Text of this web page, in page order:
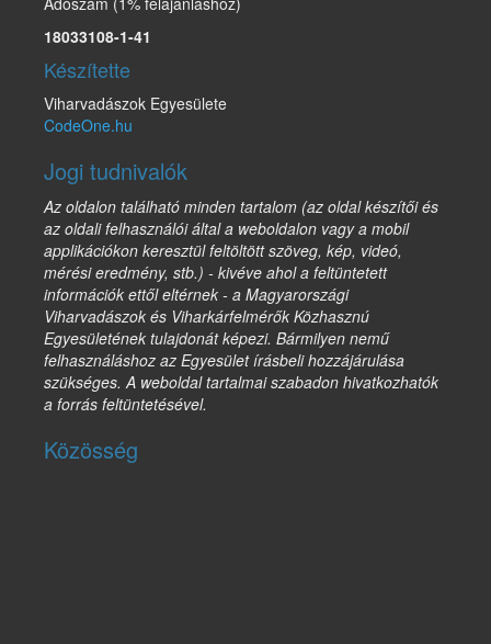
18033108-1-41
Készítette
Viharvadászok Egyesülete
CodeOne.hu
Jogi tudnivalók
Az oldalon található minden tartalom (az oldal készítői és
az oldali felhasználói által a weboldalon vagy a mobil
applikációkon keresztül feltöltött szöveg, kép, videó,
mérési eredmény, stb.) - kivéve ahol a feltüntetett
információk ettől eltérnek - a Magyarországi
Viharvadászok és Viharkárfelmérők Közhasznú
Egyesületének tulajdonát képezi. Bármilyen nemű
felhasználáshoz az Egyesület írásbeli hozzájárulása
szükséges. A weboldal tartalmai szabadon hivatkozhatók
a forrás feltüntetésével.
Közösség